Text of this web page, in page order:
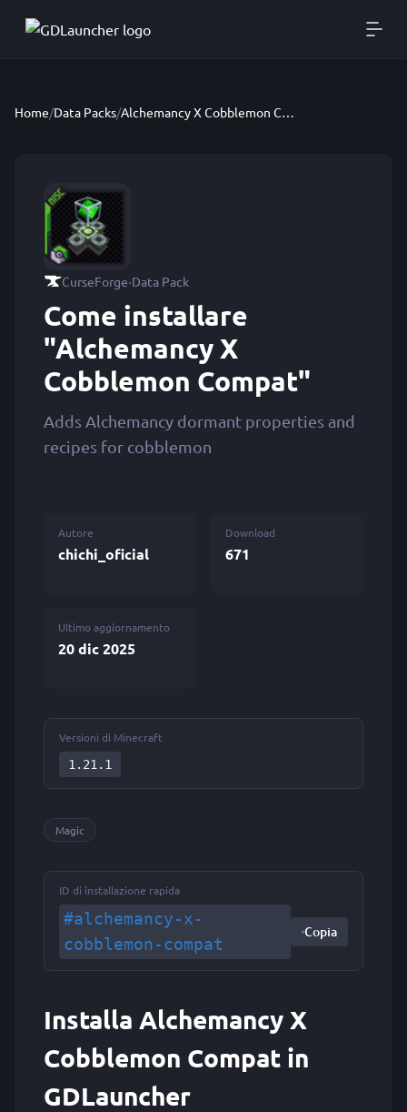
Home/Data Packs/ Alchemancy X Cobblemon Compat
CurseForge·Data Pack
Come installare
"Alchemancy X
Cobblemon Compat"
Adds Alchemancy dormant properties and
recipes for cobblemon
Autore
chichi_oficial
Download
671
Ultimo aggiornamento
20 dic 2025
Versioni di Minecraft
1.21.1
Magic
ID di installazione rapida
#alchemancy-x-
cobblemon-compat
Copia
Installa Alchemancy X
Cobblemon Compat in
GDLauncher